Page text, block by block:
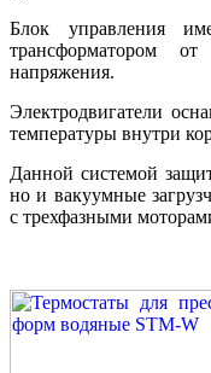
Блок управления
трансформатором
напряжения.
Электродвигатели
температуры внутри
Данной системой
но и вакуумные
с трехфазными